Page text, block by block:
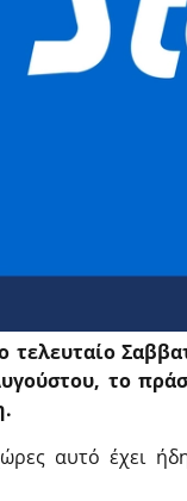
τελευταίο
το
αυτό έχει